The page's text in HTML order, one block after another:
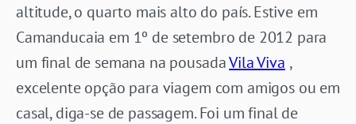
altitude, o quarto mais alto do país. Estive em
Camanducaia em 1º de setembro de 2012 para
um final de semana na pousadaVila Viva ,
excelente opção para viagem com amigos ou em
casal, diga-se de passagem. Foi um final de